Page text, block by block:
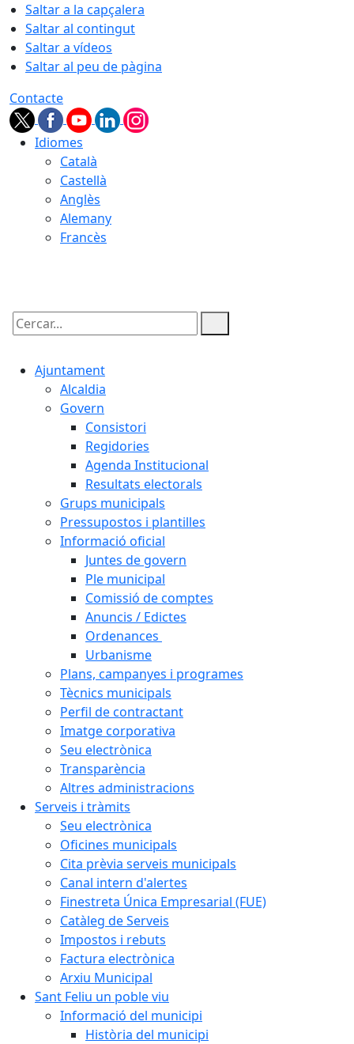
Saltar a la capçalera
Saltar al contingut
Saltar a vídeos
Saltar al peu de pàgina
Contacte
Idiomes
Català
Castellà
Anglès
Alemany
Francès
Cercar:
Ajuntament
Alcaldia
Govern
Consistori
Regidories
Agenda Institucional
Resultats electorals
Grups municipals
Pressupostos i plantilles
Informació oficial
Juntes de govern
Ple municipal
Comissió de comptes
Anuncis / Edictes
Ordenances
Urbanisme
Plans, campanyes i programes
Tècnics municipals
Perfil de contractant
Imatge corporativa
Seu electrònica
Transparència
Altres administracions
Serveis i tràmits
Seu electrònica
Oficines municipals
Cita prèvia serveis municipals
Canal intern d'alertes
Finestreta Única Empresarial (FUE)
Catàleg de Serveis
Impostos i rebuts
Factura electrònica
Arxiu Municipal
Sant Feliu un poble viu
Informació del municipi
Història del municipi